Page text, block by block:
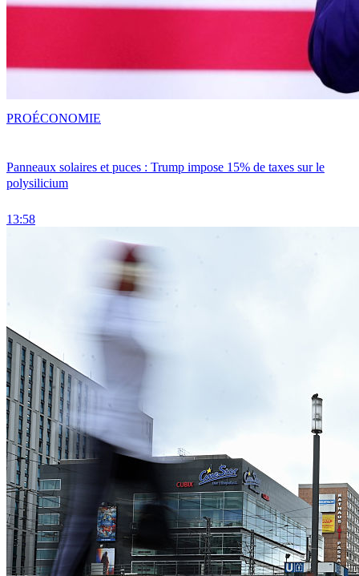
Panneaux solaires et puces : Trump impose 15% de taxes sur le
polysilicium
13:58
PROÉCONOMIE